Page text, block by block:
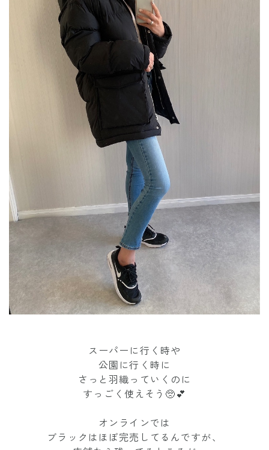
スーパーに行く時や
公園に行く時に
さっと羽織っていくのに
すっごく使えそう🥺💕
オンラインでは
ブラックはほぼ完売してるんですが、